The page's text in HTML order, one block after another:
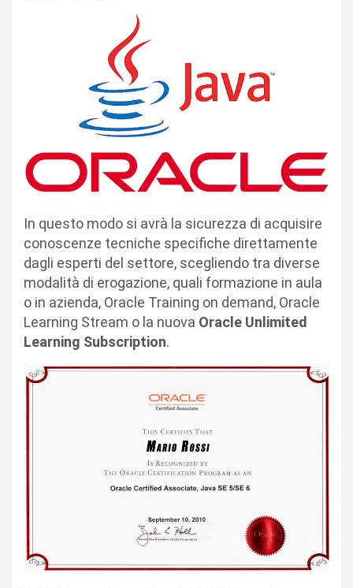
In questo modo si avrà la sicurezza di acquisire
conoscenze tecniche specifiche direttamente
dagli esperti del settore, scegliendo tra diverse
modalità di erogazione, quali formazione in aula
o in azienda, Oracle Training on demand, Oracle
Learning Stream o la nuova Oracle Unlimited
Learning Subscription.